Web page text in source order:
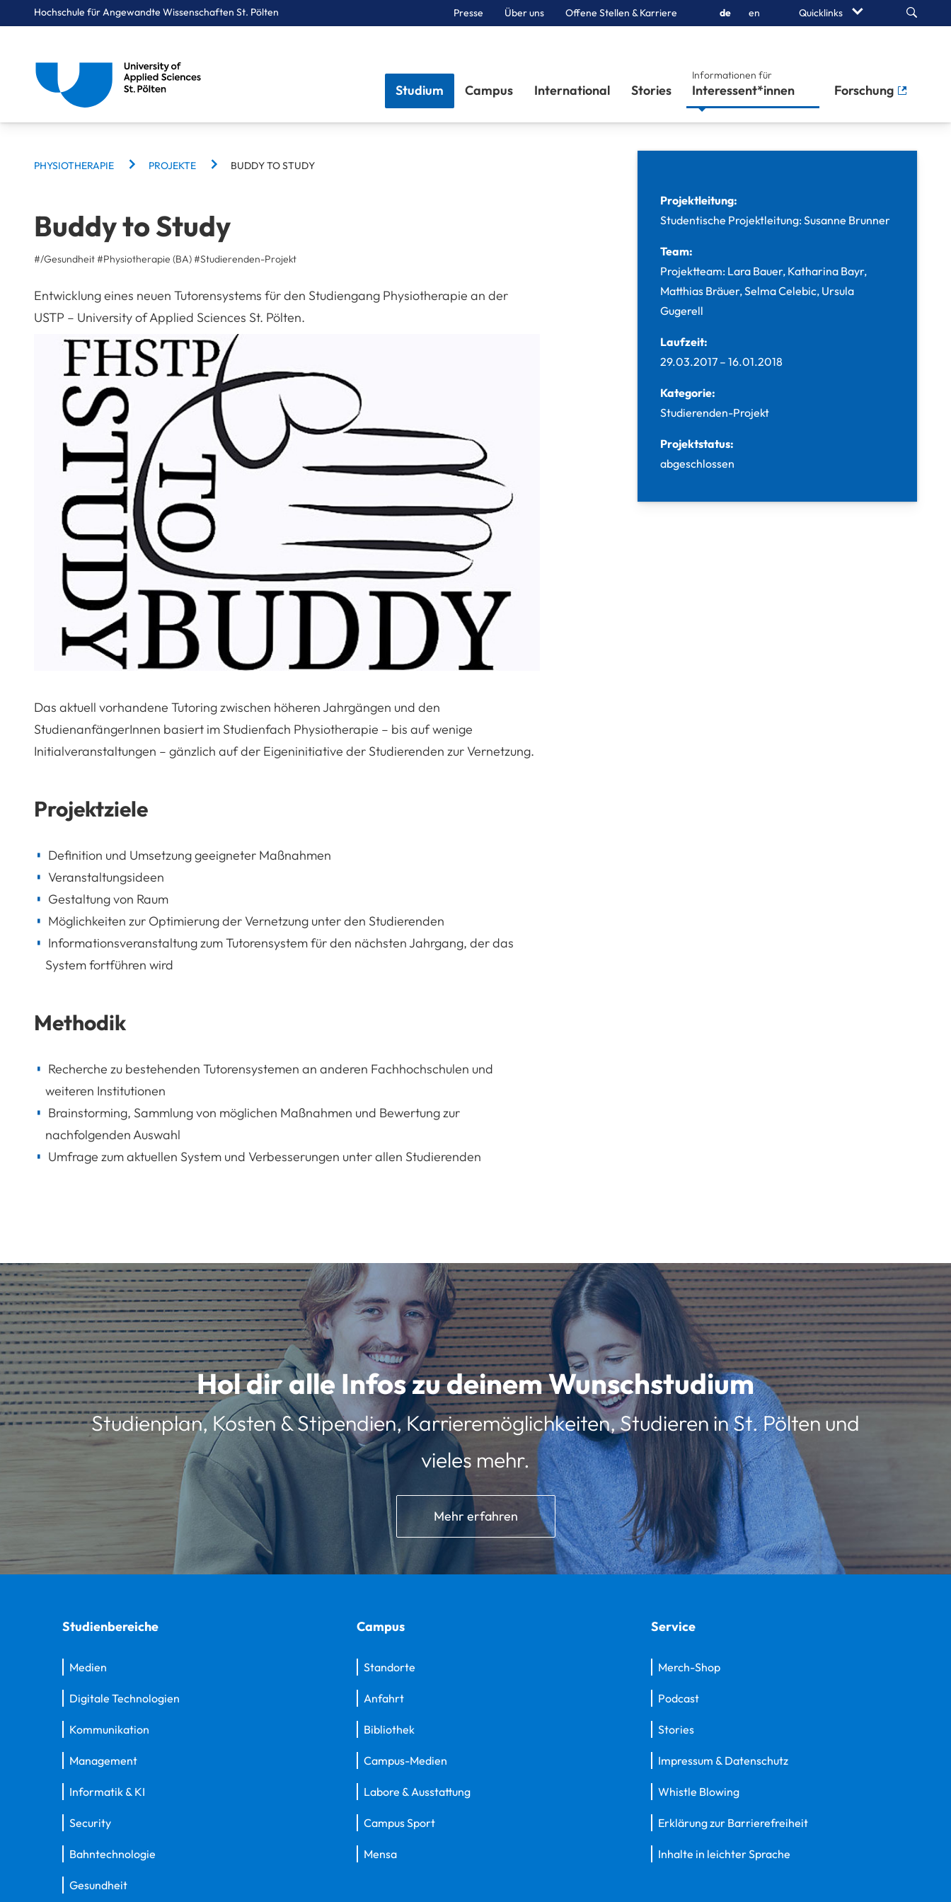
Hochschule für Angewandte Wissenschaften St. Pölten Presse Über uns Offene Stellen & Karriere de en Quicklinks Search
Studium Campus International Stories
Informationen für
Interessent*innen Forschung
Projektleitung:
Studentische Projektleitung: Susanne Brunner
Team:
Projektteam: Lara Bauer, Katharina Bayr,
Matthias Bräuer, Selma Celebic, Ursula
Gugerell
Laufzeit:
29.03.2017 –16.01.2018
Kategorie:
Studierenden-Projekt
Projektstatus:
abgeschlossen
BREADCRUMBS
PHYSIOTHERAPIE PROJEKTE BUDDY TO STUDY
Buddy to Study
#/Gesundheit#Physiotherapie (BA)#Studierenden-Projekt
Entwicklung eines neuen Tutorensystems für den Studiengang Physiotherapie an der
USTP – University of Applied Sciences St. Pölten.
Das aktuell vorhandene Tutoring zwischen höheren Jahrgängen und den
StudienanfängerInnen basiert im Studienfach Physiotherapie – bis auf wenige
Initialveranstaltungen – gänzlich auf der Eigeninitiative der Studierenden zur Vernetzung.
Projektziele
Definition und Umsetzung geeigneter Maßnahmen
Veranstaltungsideen
Gestaltung von Raum
Möglichkeiten zur Optimierung der Vernetzung unter den Studierenden
Informationsveranstaltung zum Tutorensystem für den nächsten Jahrgang, der das
System fortführen wird
Methodik
Recherche zu bestehenden Tutorensystemen an anderen Fachhochschulen und
weiteren Institutionen
Brainstorming, Sammlung von möglichen Maßnahmen und Bewertung zur
nachfolgenden Auswahl
Umfrage zum aktuellen System und Verbesserungen unter allen Studierenden
Hol dir alle Infos zu deinem Wunschstudium
Studienplan, Kosten & Stipendien, Karrieremöglichkeiten, Studieren in St. Pölten und
vieles mehr.
Mehr erfahren
Studienbereiche
Medien
Digitale Technologien
Kommunikation
Management
Informatik & KI
Security
Bahntechnologie
Gesundheit
Campus
Standorte
Anfahrt
Bibliothek
Campus-Medien
Labore & Ausstattung
Campus Sport
Mensa
Service
Merch-Shop
Podcast
Stories
Impressum & Datenschutz
Whistle Blowing
Erklärung zur Barrierefreiheit
Inhalte in leichter Sprache